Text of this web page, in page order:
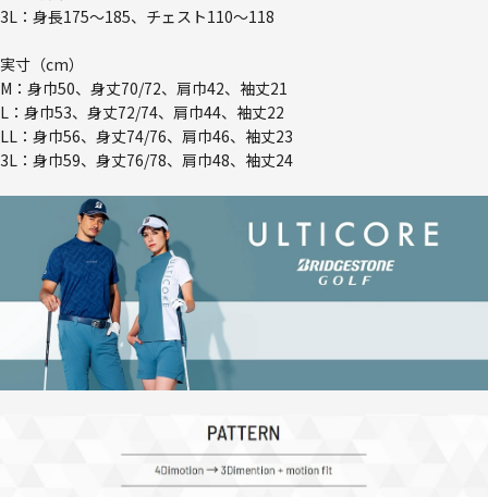
3L：身長175～185、チェスト110～118
実寸（cm）
M：身巾50、身丈70/72、肩巾42、袖丈21
L：身巾53、身丈72/74、肩巾44、袖丈22
LL：身巾56、身丈74/76、肩巾46、袖丈23
3L：身巾59、身丈76/78、肩巾48、袖丈24